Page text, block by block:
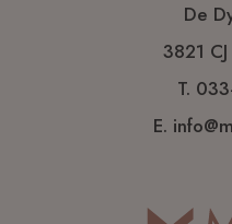
De
3821
T.
E.